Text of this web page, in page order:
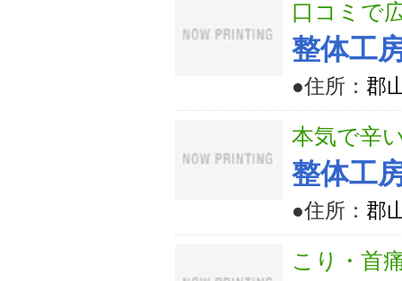
口コミで
整体工
●住所： 郡
本気で辛
整体工
●住所： 郡
こり・首